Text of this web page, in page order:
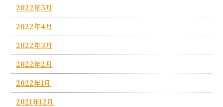
2022年5月
2022年4月
2022年3月
2022年2月
2022年1月
2021年12月